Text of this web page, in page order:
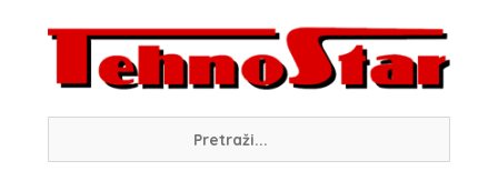
content